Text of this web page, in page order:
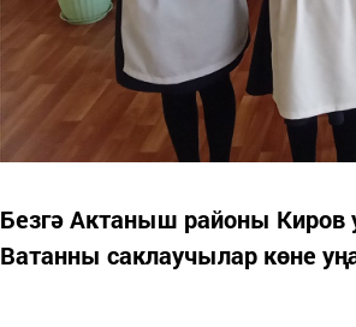
Безгә Актаныш районы
Ватанны саклаучылар көне